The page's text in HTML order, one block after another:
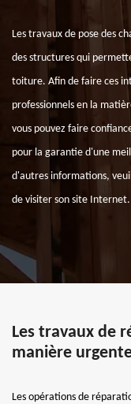
Les travaux de pose des
des structures qui
toiture. Afin de faire ces
professionnels en la
vous pouvez faire
pour la garantie d'une
d'autres informations,
de visiter son site Internet.
Les travaux de
manière
Les opérations de